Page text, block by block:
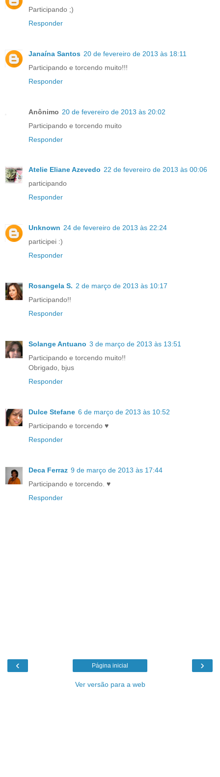
Participando ;)
Responder
Janaína Santos 20 de fevereiro de 2013 às 18:11
Participando e torcendo muito!!!
Responder
Anônimo 20 de fevereiro de 2013 às 20:02
Participando e torcendo muito
Responder
Atelie Eliane Azevedo 22 de fevereiro de 2013 às 00:06
participando
Responder
Unknown 24 de fevereiro de 2013 às 22:24
participei :)
Responder
Rosangela S. 2 de março de 2013 às 10:17
Participando!!
Responder
Solange Antuano 3 de março de 2013 às 13:51
Participando e torcendo muito!!
Obrigado, bjus
Responder
Dulce Stefane 6 de março de 2013 às 10:52
Participando e torcendo ♥
Responder
Deca Ferraz 9 de março de 2013 às 17:44
Participando e torcendo. ♥
Responder
‹ ›
Página inicial
Ver versão para a web